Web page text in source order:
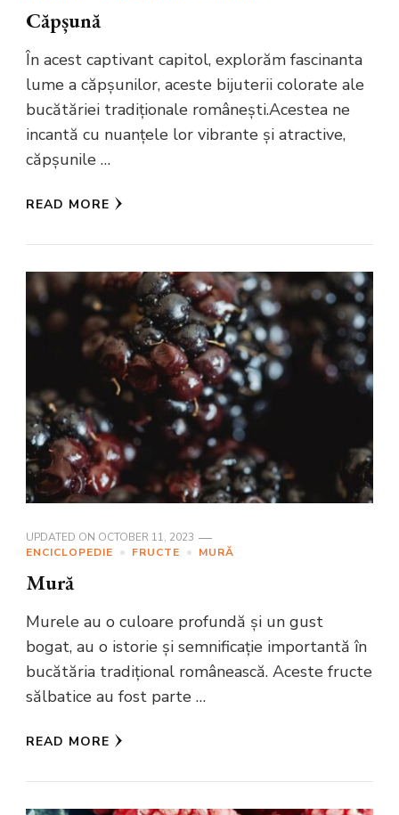
Căpșună
În acest captivant capitol, explorăm fascinanta
lume a căpșunilor, aceste bijuterii colorate ale
bucătăriei tradiționale românești.Acestea ne
incantă cu nuanțele lor vibrante și atractive,
căpșunile …
READ MORE
UPDATED ON OCTOBER 11, 2023
ENCICLOPEDIE
FRUCTE MURĂ
Mură
Murele au o culoare profundă și un gust
bogat, au o istorie și semnificație importantă în
bucătăria tradițional românească. Aceste fructe
sălbatice au fost parte …
READ MORE